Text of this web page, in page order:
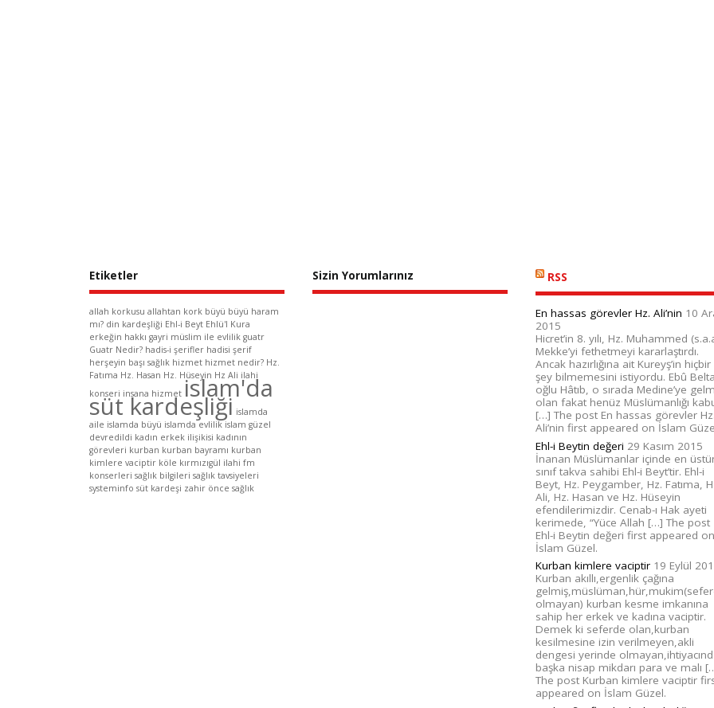
Etiketler
allah korkusu allahtan kork büyü büyü haram
mı? din kardeşliği Ehl-i Beyt Ehlü'l Kura
erkeğin hakkı gayri müslim ile evlilik guatr
Guatr Nedir? hadis-i şerifler hadisi şerif
herşeyin başı sağlık hizmet hizmet nedir? Hz.
Fatıma Hz. Hasan Hz. Hüseyin Hz Ali ilahi
konseri insana hizmet islam'da
süt kardeşliği islamda
aile islamda büyü islamda evlilik islam güzel
devredildi kadın erkek ilişikisi kadının
görevleri kurban kurban bayramı kurban
kimlere vaciptir köle kırmızıgül ilahi fm
konserleri sağlık bilgileri sağlık tavsiyeleri
systeminfo süt kardeşi zahir önce sağlık
Sizin Yorumlarınız RSS
En hassas görevler Hz. Ali’nin 10
2015
Hicret’in 8. yılı, Hz. Muhammed
Mekke’yi fethetmeyi kararlaştırdı.
Ancak hazırlığına ait Kureyş’in hiçbir
şey bilmemesini istiyordu. Ebû
oğlu Hâtıb, o sırada Medine’ye
olan fakat henüz Müslümanlığı
[…] The post En hassas görevler
Ali’nin first appeared on İslam
Ehl-i Beytin değeri 29 Kasım 2015
İnanan Müslümanlar içinde en
sınıf takva sahibi Ehl-i Beyt’tir. Ehl-i
Beyt, Hz. Peygamber, Hz. Fatıma,
Ali, Hz. Hasan ve Hz. Hüseyin
efendilerimizdir. Cenab-ı Hak ayeti
kerimede, “Yüce Allah […] The post
Ehl-i Beytin değeri first appeared on
İslam Güzel.
Kurban kimlere vaciptir 19 Eylül
Kurban akıllı,ergenlik çağına
olmayan) kurban kesme imkanına
sahip her erkek ve kadına vaciptir.
Demek ki seferde olan,kurban
kesilmesine izin verilmeyen,akli
dengesi yerinde
başka nisap mikdarı para ve malı
The post Kurban kimlere vaciptir
appeared on İslam Güzel.